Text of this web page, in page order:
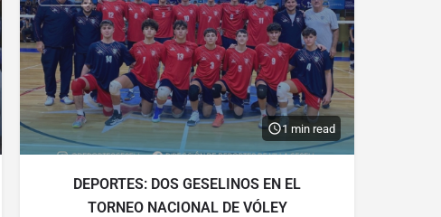
1 min read
DEPORTES: DOS GESELINOS EN EL
TORNEO NACIONAL DE VÓLEY